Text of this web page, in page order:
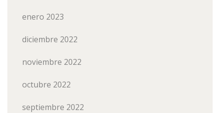
enero 2023
diciembre 2022
noviembre 2022
octubre 2022
septiembre 2022